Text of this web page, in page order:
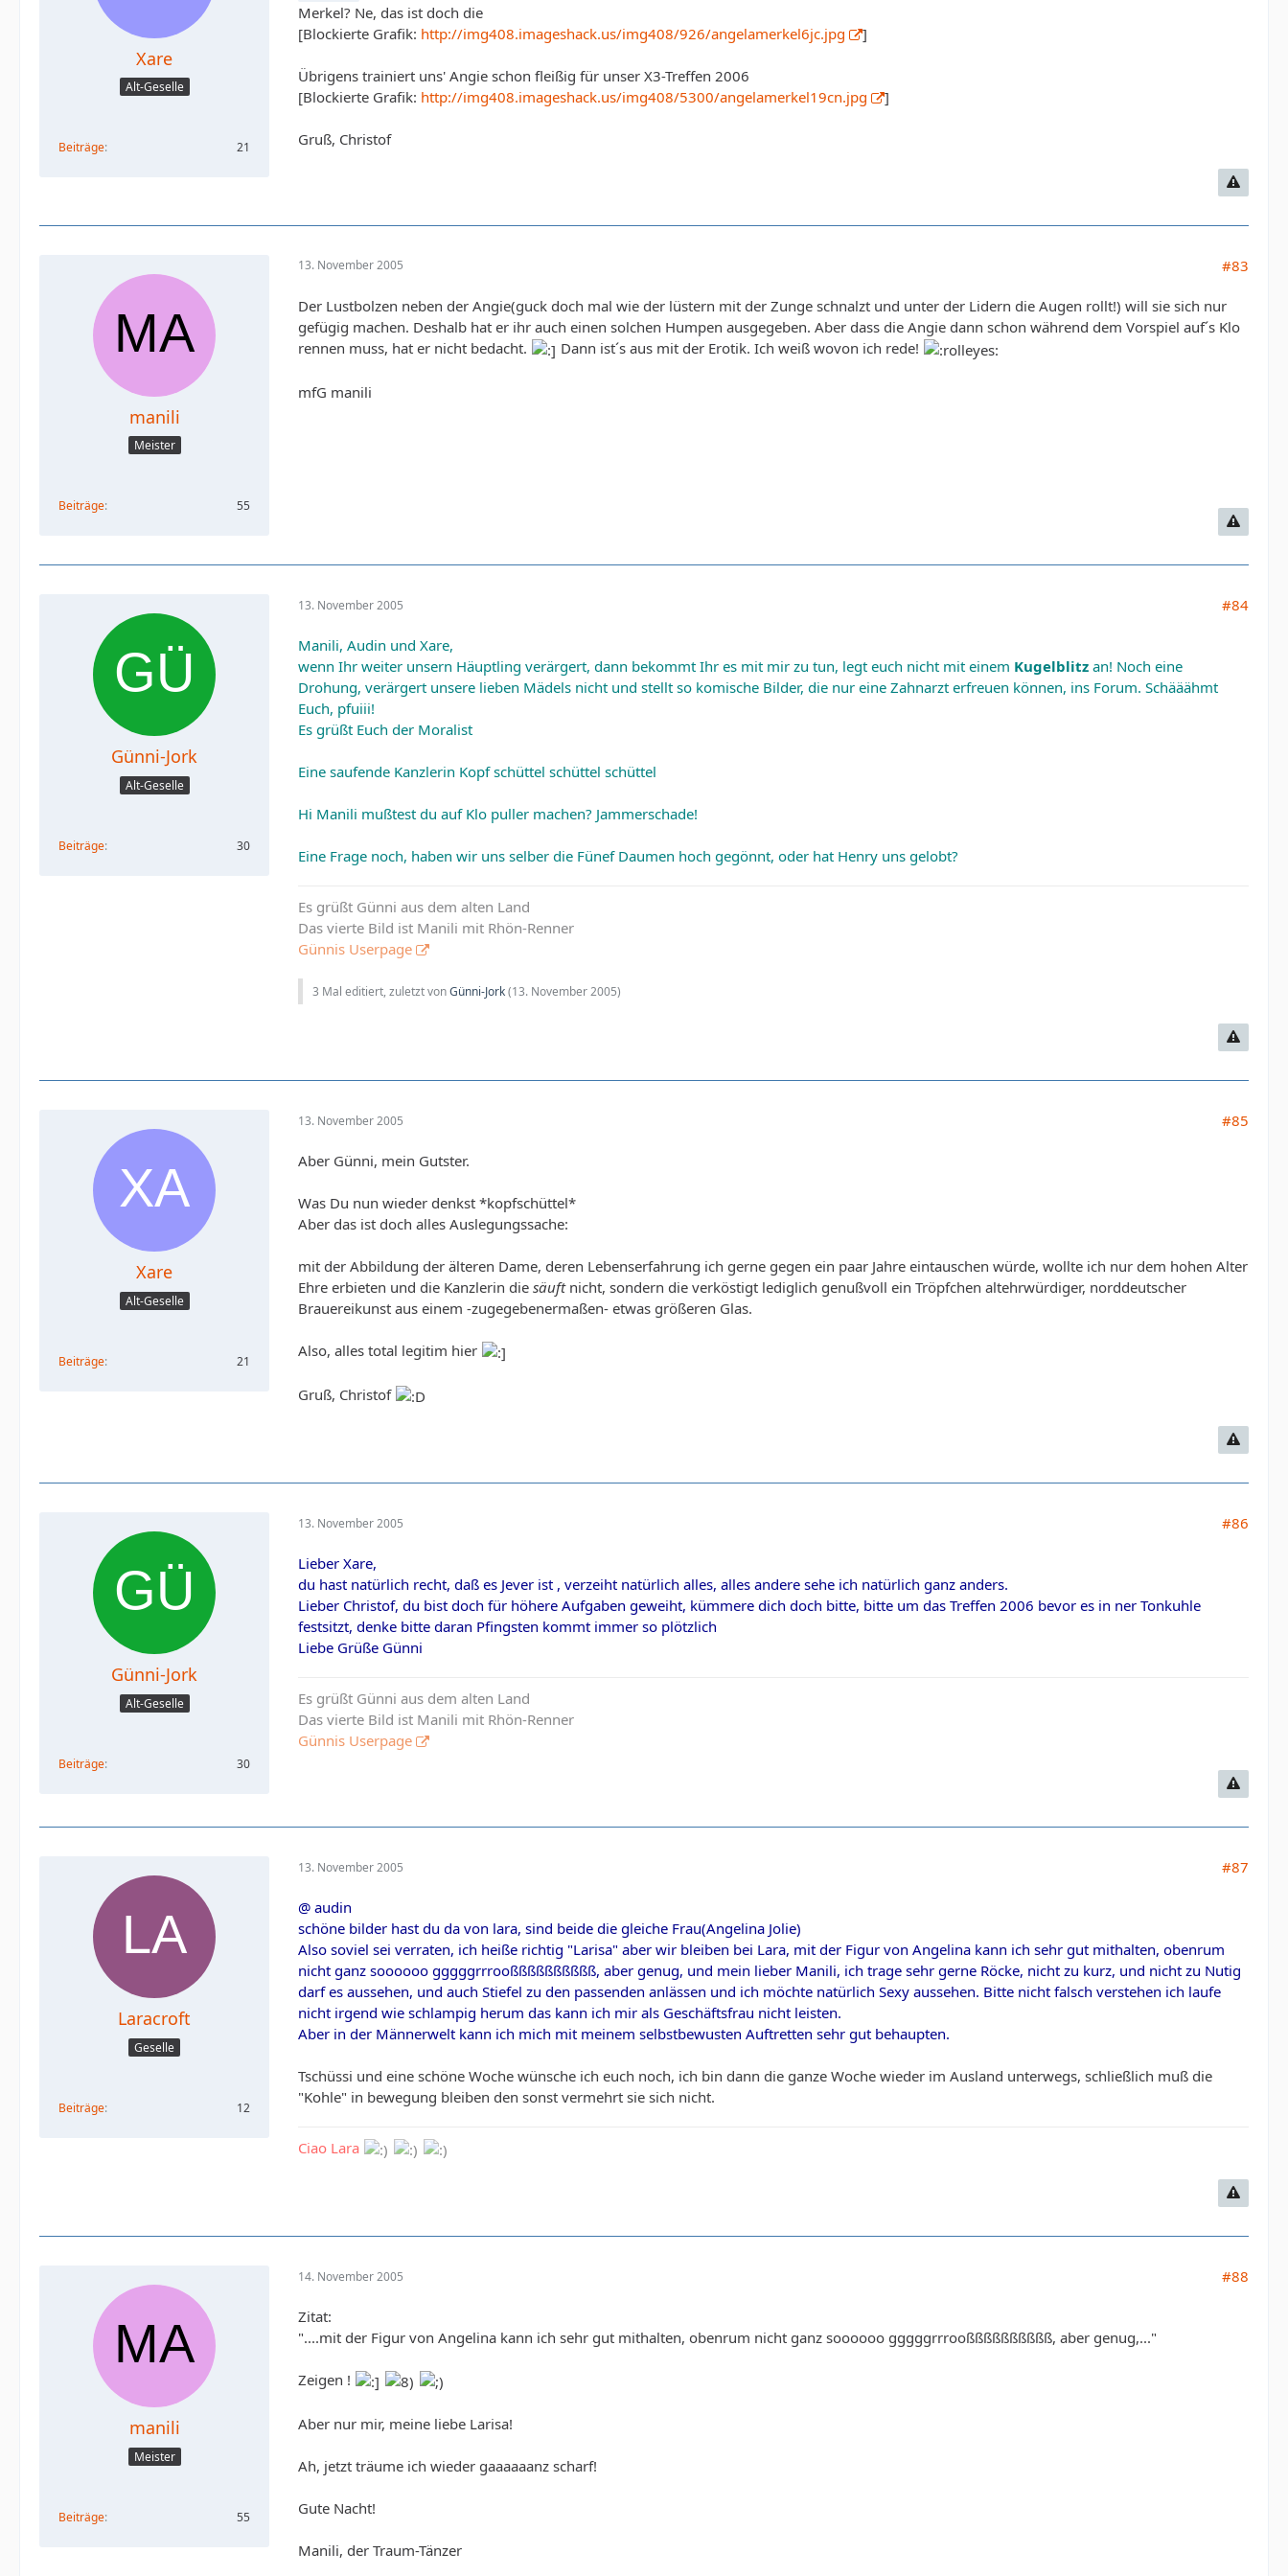
Xare
Alt-Geselle
Beiträge 21
Merkel? Ne, das ist doch die
[Blockierte Grafik: http://img408.imageshack.us/img408/926/angelamerkel6jc.jpg ]
Übrigens trainiert uns' Angie schon fleißig für unser X3-Treffen 2006
[Blockierte Grafik: http://img408.imageshack.us/img408/5300/angelamerkel19cn.jpg ]
Gruß, Christof
manili
Meister
Beiträge 55
13. November 2005 #83
Der Lustbolzen neben der Angie(guck doch mal wie der lüstern mit der Zunge schnalzt und unter der Lidern die Augen rollt!) will sie sich nur
gefügig machen. Deshalb hat er ihr auch einen solchen Humpen ausgegeben. Aber dass die Angie dann schon während dem Vorspiel auf´s Klo
rennen muss, hat er nicht bedacht.
Dann ist´s aus mit der Erotik. Ich weiß wovon ich rede!
mfG manili
Günni-Jork
Alt-Geselle
Beiträge 30
13. November 2005 #84
Manili, Audin und Xare,
wenn Ihr weiter unsern Häuptling verärgert, dann bekommt Ihr es mit mir zu tun, legt euch nicht mit einem Kugelblitz an! Noch eine
Drohung, verärgert unsere lieben Mädels nicht und stellt so komische Bilder, die nur eine Zahnarzt erfreuen können, ins Forum. Schääähmt
Euch, pfuiii!
Es grüßt Euch der Moralist
Eine saufende Kanzlerin Kopf schüttel schüttel schüttel
Hi Manili mußtest du auf Klo puller machen? Jammerschade!
Eine Frage noch, haben wir uns selber die Fünef Daumen hoch gegönnt, oder hat Henry uns gelobt?
Es grüßt Günni aus dem alten Land
Das vierte Bild ist Manili mit Rhön-Renner
Günnis Userpage
3 Mal editiert, zuletzt vonGünni-Jork(13. November 2005)
Xare
Alt-Geselle
Beiträge 21
13. November 2005 #85
Aber Günni, mein Gutster.
Was Du nun wieder denkst *kopfschüttel*
Aber das ist doch alles Auslegungssache:
mit der Abbildung der älteren Dame, deren Lebenserfahrung ich gerne gegen ein paar Jahre eintauschen würde, wollte ich nur dem hohen Alter
Ehre erbieten und die Kanzlerin die säuftnicht, sondern die verköstigt lediglich genußvoll ein Tröpfchen altehrwürdiger, norddeutscher
Brauereikunst aus einem -zugegebenermaßen- etwas größeren Glas.
Also, alles total legitim hier
Gruß, Christof
Günni-Jork
Alt-Geselle
Beiträge 30
13. November 2005 #86
Lieber Xare,
du hast natürlich recht, daß es Jever ist , verzeiht natürlich alles, alles andere sehe ich natürlich ganz anders.
Lieber Christof, du bist doch für höhere Aufgaben geweiht, kümmere dich doch bitte, bitte um das Treffen 2006 bevor es in ner Tonkuhle
festsitzt, denke bitte daran Pfingsten kommt immer so plötzlich
Liebe Grüße Günni
Es grüßt Günni aus dem alten Land
Das vierte Bild ist Manili mit Rhön-Renner
Günnis Userpage
Laracroft
Geselle
Beiträge 12
13. November 2005 #87
@ audin
schöne bilder hast du da von lara, sind beide die gleiche Frau(Angelina Jolie)
Also soviel sei verraten, ich heiße richtig "Larisa" aber wir bleiben bei Lara, mit der Figur von Angelina kann ich sehr gut mithalten, obenrum
nicht ganz soooooo gggggrrrooßßßßßßßßßß, aber genug, und mein lieber Manili, ich trage sehr gerne Röcke, nicht zu kurz, und nicht zu Nutig
darf es aussehen, und auch Stiefel zu den passenden anlässen und ich möchte natürlich Sexy aussehen. Bitte nicht falsch verstehen ich laufe
nicht irgend wie schlampig herum das kann ich mir als Geschäftsfrau nicht leisten.
Aber in der Männerwelt kann ich mich mit meinem selbstbewusten Auftretten sehr gut behaupten.
Tschüssi und eine schöne Woche wünsche ich euch noch, ich bin dann die ganze Woche wieder im Ausland unterwegs, schließlich muß die
"Kohle" in bewegung bleiben den sonst vermehrt sie sich nicht.
Ciao Lara
manili
Meister
Beiträge 55
14. November 2005 #88
Zitat:
"....mit der Figur von Angelina kann ich sehr gut mithalten, obenrum nicht ganz soooooo gggggrrrooßßßßßßßßßß, aber genug,..."
Zeigen !
Aber nur mir, meine liebe Larisa!
Ah, jetzt träume ich wieder gaaaaaanz scharf!
Gute Nacht!
Manili, der Traum-Tänzer